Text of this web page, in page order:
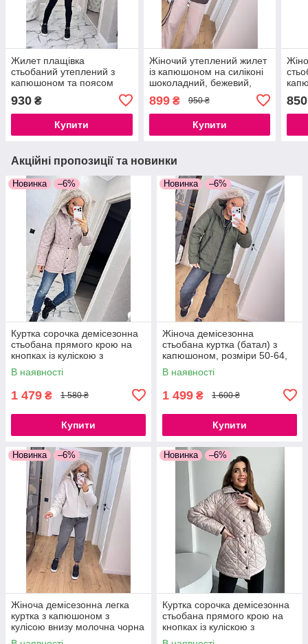
Жилет плащівка
стьобаний утеплений з
капюшоном та поясом
930 ₴
Купити
Жіночий утеплений жилет
із капюшоном на силіконі
шоколадний, бежевий,
899₴ 950 ₴
Купити
850
Акційні пропозиції та новинки
Новинка –6%
Куртка сорочка демісезонна
стьобана прямого крою на
кнопках із куліскою з
кишенями моко чорний білий
В наявності
1 479 ₴ 1 580 ₴
Купити
Новинка –6%
Жіноча демісезонна
стьобана куртка (батал) з
капюшоном, розміри 50-64,
хакі, синій, чорний
В наявності
1 499 ₴ 1 600 ₴
Купити
Новинка –6%
Жіноча демісезонна легка
куртка з капюшоном з
кулісою внизу молочна чорна
S, M, L, XL
Новинка –6%
Куртка сорочка демісезонна
стьобана прямого крою на
кнопках із куліскою з
кишенями моко чорний білий